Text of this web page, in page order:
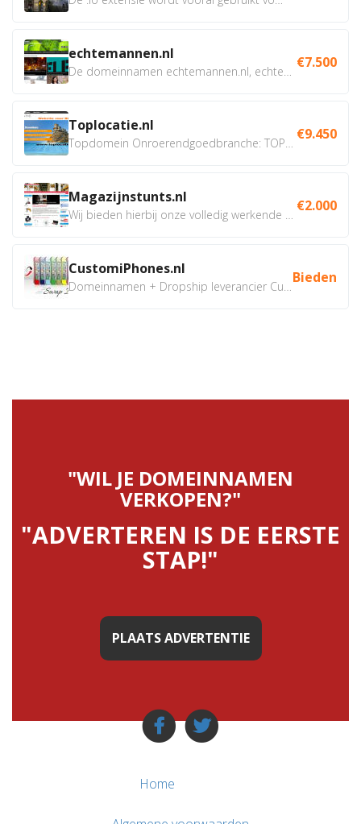
echtemannen.nl €7.500
Toplocatie.nl €9.450
Magazijnstunts.nl €2.000
CustomiPhones.nl Bieden
"WIL JE DOMEINNAMEN
VERKOPEN?"
"ADVERTEREN IS DE EERSTE
STAP!"
PLAATS ADVERTENTIE
Home